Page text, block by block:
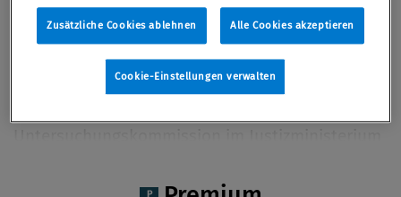
Vita
Mag. Martin Kreutner, MSc ist Jurist und
Sozialwissenschaftler, erster Dekan (em) der
österr Anti-Korruptionsbehörde. Er ist Experte
Zusätzliche Cookies ablehnen Alle Cookies akzeptieren
Cookie-Einstellungen verwalten